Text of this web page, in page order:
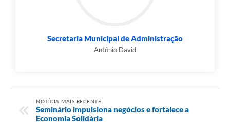
Secretaria Municipal de Administração
Antônio David
NOTÍCIA MAIS RECENTE
Seminário impulsiona negócios e fortalece a
Economia Solidária